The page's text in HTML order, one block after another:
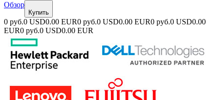
Обзор
Купить
0 руб.0 USD0.00 EUR0 руб.0 USD0.00 EUR0 руб.0 USD0.00
EUR0 руб.0 USD0.00 EUR